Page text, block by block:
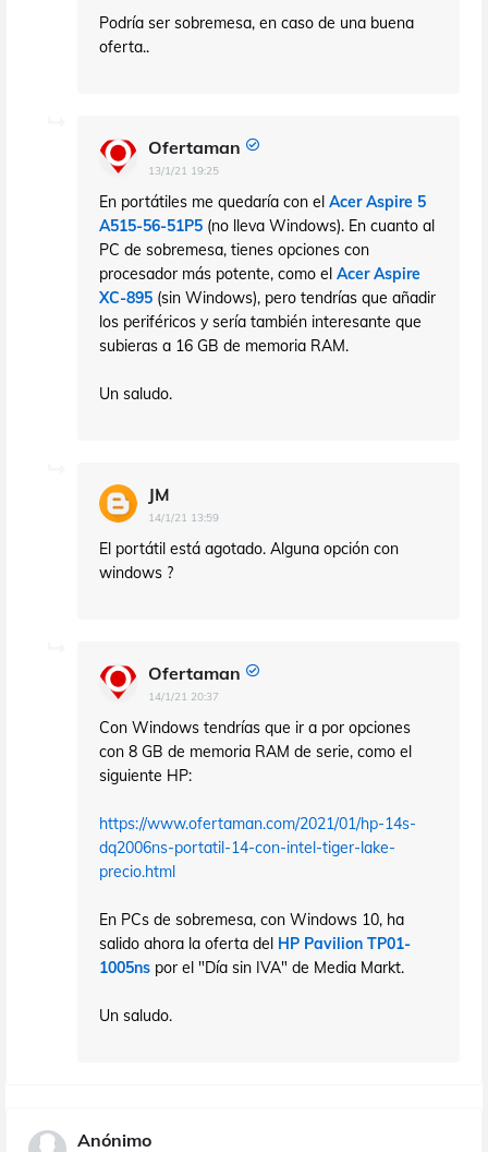
Podría ser sobremesa, en caso de una buena
oferta..
Ofertaman
13/1/21 19:25
En portátiles me quedaría con el Acer Aspire 5
A515-56-51P5 (no lleva Windows). En cuanto al
PC de sobremesa, tienes opciones con
procesador más potente, como el Acer Aspire
XC-895 (sin Windows), pero tendrías que añadir
los periféricos y sería también interesante que
subieras a 16 GB de memoria RAM.
Un saludo.
JM
14/1/21 13:59
El portátil está agotado. Alguna opción con
windows ?
Ofertaman
14/1/21 20:37
Con Windows tendrías que ir a por opciones
con 8 GB de memoria RAM de serie, como el
siguiente HP:
https://www.ofertaman.com/2021/01/hp-14s-
dq2006ns-portatil-14-con-intel-tiger-lake-
precio.html
En PCs de sobremesa, con Windows 10, ha
salido ahora la oferta del HP Pavilion TP01-
1005ns por el "Día sin IVA" de Media Markt.
Un saludo.
Anónimo